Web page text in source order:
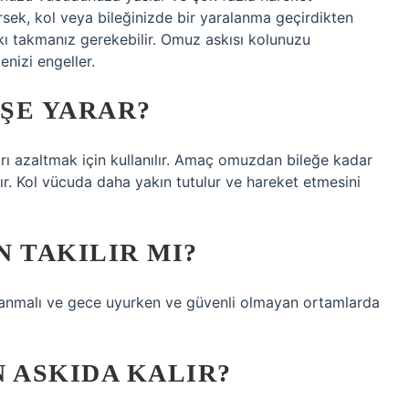
kol veya bileğinizde bir yaralanma geçirdikten
gerekebilir. Omuz askısı kolunuzu
engeller.
YARAR?
azaltmak için kullanılır. Amaç omuzdan bileğe kadar
Kol vücuda daha yakın tutulur ve hareket etmesini
TAKILIR MI?
ve gece uyurken ve güvenli olmayan ortamlarda
ASKIDA KALIR?